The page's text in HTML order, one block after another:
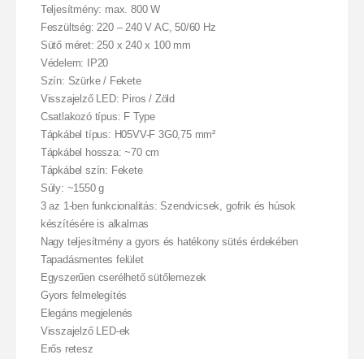
Teljesítmény: max. 800 W
Feszültség: 220 – 240 V AC, 50/60 Hz
Sütő méret: 250 x 240 x 100 mm
Védelem: IP20
Szín: Szürke / Fekete
Visszajelző LED: Piros / Zöld
Csatlakozó típus: F Type
Tápkábel típus: H05VV-F 3G0,75 mm²
Tápkábel hossza: ~70 cm
Tápkábel szín: Fekete
Súly: ~1550 g
3 az 1-ben funkcionalitás: Szendvicsek, gofrik és húsok
készítésére is alkalmas
Nagy teljesítmény a gyors és hatékony sütés érdekében
Tapadásmentes felület
Egyszerűen cserélhető sütőlemezek
Gyors felmelegítés
Elegáns megjelenés
Visszajelző LED-ek
Erős retesz